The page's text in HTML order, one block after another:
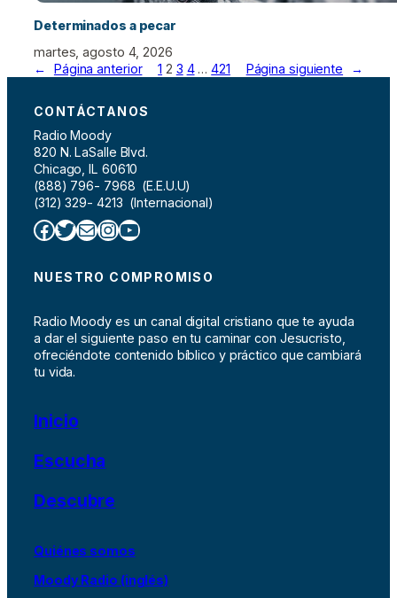
Determinados a pecar
martes, agosto 4, 2026
←
Página anterior 1 2 3 4 … 421 Página siguiente →
CONTÁCTANOS
Radio Moody
820 N. LaSalle Blvd.
Chicago, IL 60610
(888) 796- 7968 (E.E.U.U)
(312) 329- 4213 (Internacional)
Facebook Twitter Correo electrónico InstagramYouTube
NUESTRO COMPROMISO
Radio Moody es un canal digital cristiano que te ayuda
a dar el siguiente paso en tu caminar con Jesucristo,
ofreciéndote contenido bíblico y práctico que cambiará
tu vida.
Inicio
Escucha
Descubre
Quiénes somos
Moody Radio (inglés)